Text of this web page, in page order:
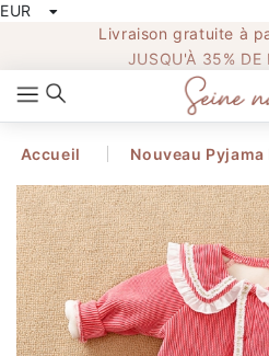
EUR
Livraison gratuite à
JUSQU'À 35% DE
Categories
PYJAMA FEMME
PYJAMA HOMME
PYJAMA NOEL
Accueil Nouveau